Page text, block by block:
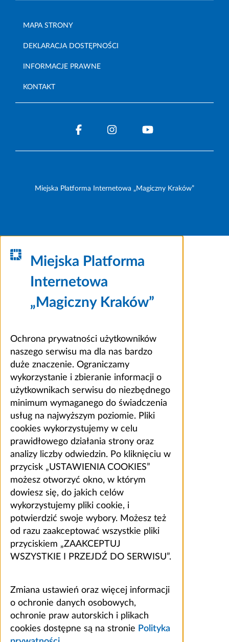
MAPA STRONY
DEKLARACJA DOSTĘPNOŚCI
INFORMACJE PRAWNE
KONTAKT
Miejska Platforma Internetowa „Magiczny Kraków”
Miejska Platforma
Internetowa
„Magiczny Kraków”
Ochrona prywatności użytkowników
naszego serwisu ma dla nas bardzo
duże znaczenie. Ograniczamy
wykorzystanie i zbieranie informacji o
użytkownikach serwisu do niezbędnego
minimum wymaganego do świadczenia
usług na najwyższym poziomie. Pliki
cookies wykorzystujemy w celu
prawidłowego działania strony oraz
analizy liczby odwiedzin. Po kliknięciu w
przycisk „USTAWIENIA COOKIES”
możesz otworzyć okno, w którym
dowiesz się, do jakich celów
wykorzystujemy pliki cookie, i
potwierdzić swoje wybory. Możesz też
od razu zaakceptować wszystkie pliki
przyciskiem „ZAAKCEPTUJ
WSZYSTKIE I PRZEJDŹ DO SERWISU”.
Zmiana ustawień oraz więcej informacji
o ochronie danych osobowych,
ochronie praw autorskich i plikach
cookies dostępne są na stronie Polityka